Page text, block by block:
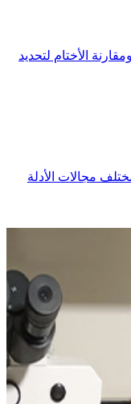
الأختام لتحديد
مجالات الأدلة